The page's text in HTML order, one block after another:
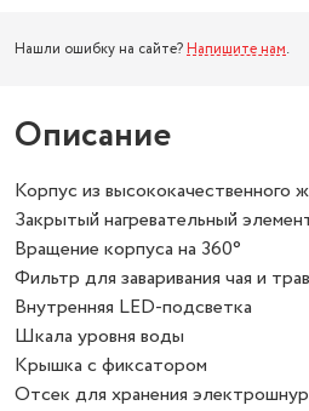
Нашли ошибку на сайте? Напишите нам.
Описание
Корпус из высококачественного
Закрытый нагревательный
Вращение корпуса на 360°
Фильтр для заваривания чая и трав
Внутренняя LED-подсветка
Шкала уровня воды
Крышка с фиксатором
Отсек для хранения